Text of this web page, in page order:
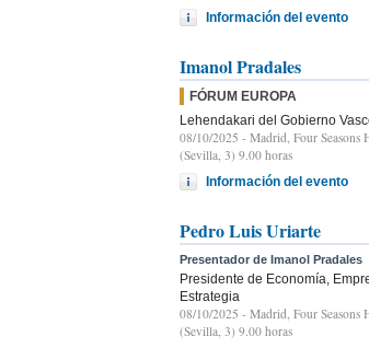
Información del evento
Imanol Pradales
FÓRUM EUROPA
Lehendakari del Gobierno
08/10/2025 - Madrid, Four Seasons
(Sevilla, 3) 9.00 horas
Información del evento
Pedro Luis Uriarte
Presentador de Imanol Pradales
Presidente de Economía,
Estrategia
08/10/2025 - Madrid, Four Seasons
(Sevilla, 3) 9.00 horas